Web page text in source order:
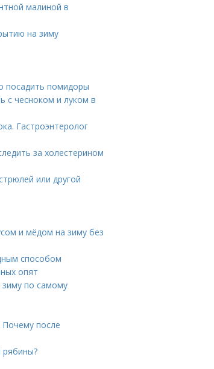
малиной в
на зиму
посадить помидоры
с чесноком и луком в
Гастроэнтеролог
за холестерином
или другой
и мёдом на зиму без
способом
опят
по самому
после
рябины?